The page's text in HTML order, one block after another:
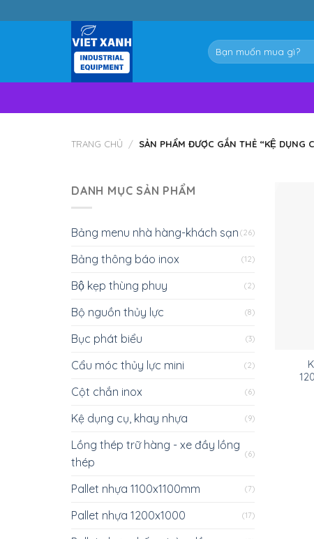
to
Tìm
kiếm:
TRANG CHỦ / SẢN PHẨM ĐƯỢC GẮN THẺ “KỆ DỤNG
DANH MỤC SẢN PHẨM
Bảng menu nhà hàng-khách sạn (26)
Bảng thông báo inox (12)
Bộ kẹp thùng phuy (2)
Bộ nguồn thủy lực (8)
Bục phát biểu (3)
Cẩu móc thủy lực mini (2)
Cột chắn inox (6)
Kệ dụng cụ, khay nhựa (9)
Lồng thép trữ hàng - xe đầy lồng
thép
(6)
Pallet nhựa 1100x1100mm (7)
Pallet nhựa 1200x1000 (17)